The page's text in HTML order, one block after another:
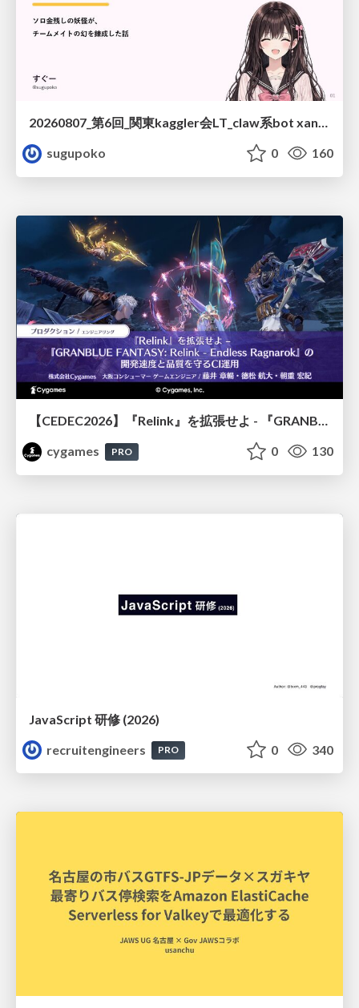
sugupoko
0 160
【CEDEC2026】『Relink』を拡張せよ - 『GRANBLUE FANTASY: Relink - Endless Ragnarok』の開発速度と品質を守るCI運用
cygames
PRO 0 130
JavaScript 研修 (2026)
recruitengineers
PRO 0 340